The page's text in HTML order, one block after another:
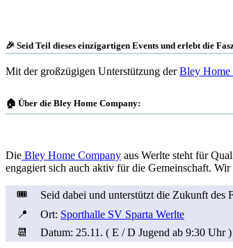
🎉 Seid Teil dieses einzigartigen Events und erlebt die
Mit der großzügigen Unterstützung derBley Home
🏠 Über die Bley Home Company:
Die Bley Home Company aus Werlte steht für
engagiert sich auch aktiv für die Gemeinschaft.
🎟️
Seid dabei und unterstützt die Zukunft des
📍
Ort: Sporthalle SV Sparta Werlte
📆
Datum: 25.11. ( E / D Jugend ab 9:30 Uhr